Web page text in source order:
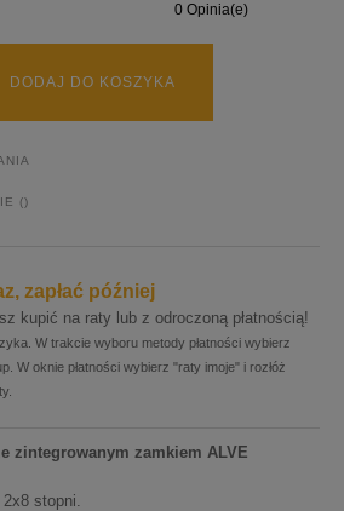
0 Opinia(e)
DODAJ DO KOSZYKA
()
zapłać później
kupić na raty lub z odroczoną płatnością!
W trakcie wyboru metody płatności wybierz
W oknie płatności wybierz "raty imoje" i rozłóż
zintegrowanym zamkiem ALVE
2x8 stopni.